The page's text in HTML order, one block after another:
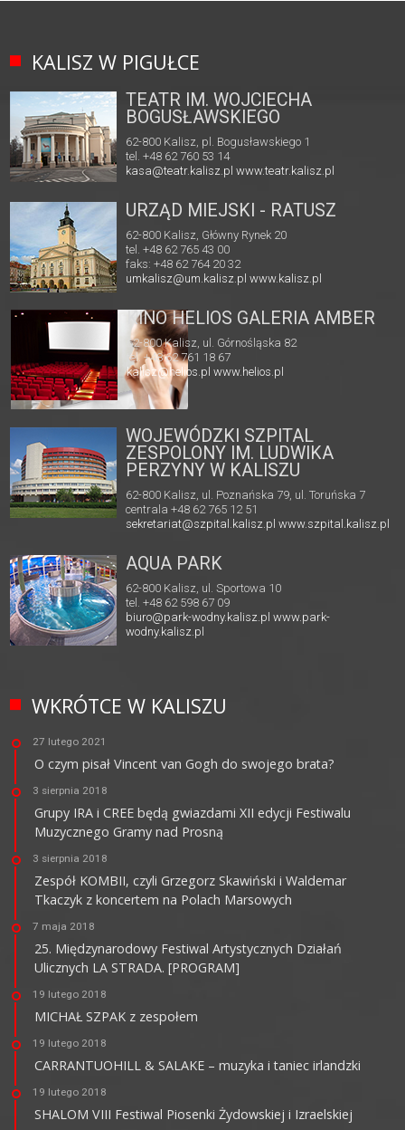
KALISZ W PIGUŁCE
TEATR IM. WOJCIECHA
BOGUSŁAWSKIEGO
62-800 Kalisz, pl. Bogusławskiego 1
tel. +48 62 760 53 14
kasa@teatr.kalisz.pl www.teatr.kalisz.pl
URZĄD MIEJSKI - RATUSZ
62-800 Kalisz, Główny Rynek 20
tel. +48 62 765 43 00
faks: +48 62 764 20 32
umkalisz@um.kalisz.plwww.kalisz.pl
KINO HELIOS GALERIA AMBER
62-800 Kalisz, ul. Górnośląska 82
tel. +48 62 761 18 67
kalisz@helios.pl www.helios.pl
WOJEWÓDZKI SZPITAL
ZESPOLONY IM. LUDWIKA
PERZYNY W KALISZU
62-800 Kalisz, ul. Poznańska 79, ul. Toruńska 7
centrala +48 62 765 12 51
sekretariat@szpital.kalisz.pl www.szpital.kalisz.pl
AQUA PARK
62-800 Kalisz, ul. Sportowa 10
tel. +48 62 598 67 09
biuro@park-wodny.kalisz.pl www.park-
wodny.kalisz.pl
WKRÓTCE W KALISZU
27 lutego 2021
O czym pisał Vincent van Gogh do swojego brata?
3 sierpnia 2018
Grupy IRA i CREE będą gwiazdami XII edycji Festiwalu
Muzycznego Gramy nad Prosną
3 sierpnia 2018
Zespół KOMBII, czyli Grzegorz Skawiński i Waldemar
Tkaczyk z koncertem na Polach Marsowych
7 maja 2018
25. Międzynarodowy Festiwal Artystycznych Działań
Ulicznych LA STRADA. [PROGRAM]
19 lutego 2018
MICHAŁ SZPAK z zespołem
19 lutego 2018
CARRANTUOHILL & SALAKE – muzyka i taniec irlandzki
19 lutego 2018
SHALOM VIII Festiwal Piosenki Żydowskiej i Izraelskiej